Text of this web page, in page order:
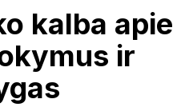
kalba apie
ir